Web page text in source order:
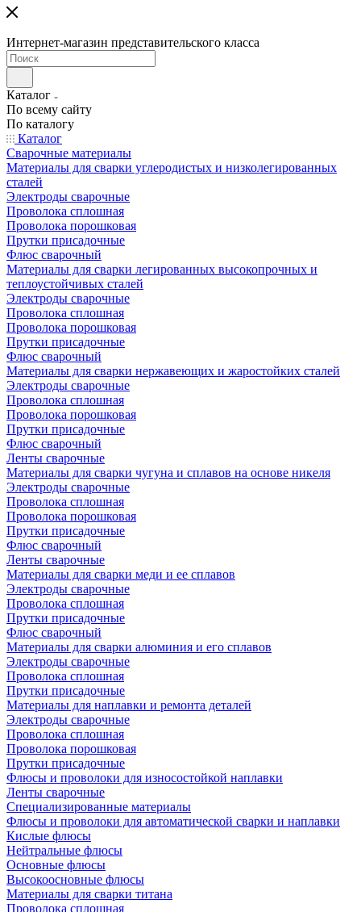
Интернет-магазин представительского класса
Каталог
По всему сайту
По каталогу
Каталог
Сварочные материалы
Материалы для сварки углеродистых и низколегированных
сталей
Электроды сварочные
Проволока сплошная
Проволока порошковая
Прутки присадочные
Флюс сварочный
Материалы для сварки легированных высокопрочных и
теплоустойчивых сталей
Электроды сварочные
Проволока сплошная
Проволока порошковая
Прутки присадочные
Флюс сварочный
Материалы для сварки нержавеющих и жаростойких сталей
Электроды сварочные
Проволока сплошная
Проволока порошковая
Прутки присадочные
Флюс сварочный
Ленты сварочные
Материалы для сварки чугуна и сплавов на основе никеля
Электроды сварочные
Проволока сплошная
Проволока порошковая
Прутки присадочные
Флюс сварочный
Ленты сварочные
Материалы для сварки меди и ее сплавов
Электроды сварочные
Проволока сплошная
Прутки присадочные
Флюс сварочный
Материалы для сварки алюминия и его сплавов
Электроды сварочные
Проволока сплошная
Прутки присадочные
Материалы для наплавки и ремонта деталей
Электроды сварочные
Проволока сплошная
Проволока порошковая
Прутки присадочные
Флюсы и проволоки для износостойкой наплавки
Ленты сварочные
Специализированные материалы
Флюсы и проволоки для автоматической сварки и наплавки
Кислые флюсы
Нейтральные флюсы
Основные флюсы
Высокоосновные флюсы
Материалы для сварки титана
Проволока сплошная